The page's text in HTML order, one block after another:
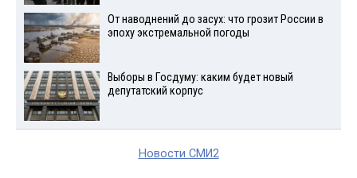
От наводнений до засух: что грозит России в
эпоху экстремальной погоды
Выборы в Госдуму: каким будет новый
депутатский корпус
Новости СМИ2